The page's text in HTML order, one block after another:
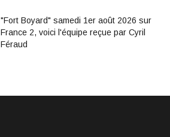
"Fort Boyard" samedi 1er août 2026 sur
France 2, voici l'équipe reçue par Cyril
Féraud